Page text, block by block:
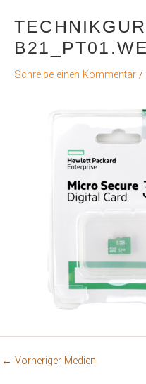
Schreibe einen Kommentar /
← Vorheriger Medien